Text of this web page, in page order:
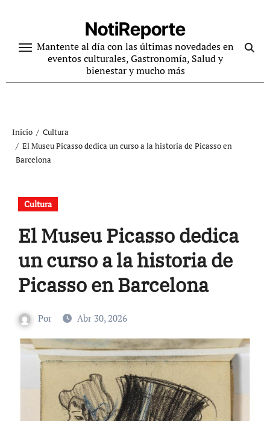
contenido
NotiReporte
Mantente al día con las últimas novedades en
eventos culturales, Gastronomía, Salud y
bienestar y mucho más
Inicio
Cultura
El Museu Picasso dedica un curso a la historia de Picasso en
Barcelona
Cultura
El Museu Picasso dedica
un curso a la historia de
Picasso en Barcelona
Por Abr 30, 2026